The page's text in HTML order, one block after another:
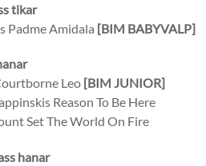
tikar
Padme Amidala [BIM BABYVALP]
Leo [BIM JUNIOR]
Reason To Be Here
Set The World On Fire
hanar